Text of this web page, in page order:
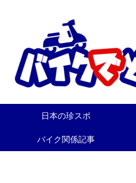
日本の珍スポ
バイク関係記事